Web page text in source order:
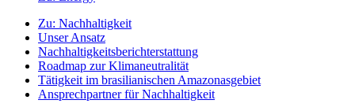
Zu: Nachhaltigkeit
Unser Ansatz
Nachhaltigkeitsberichterstattung
Roadmap zur Klimaneutralität
Tätigkeit im brasilianischen Amazonasgebiet
Ansprechpartner für Nachhaltigkeit